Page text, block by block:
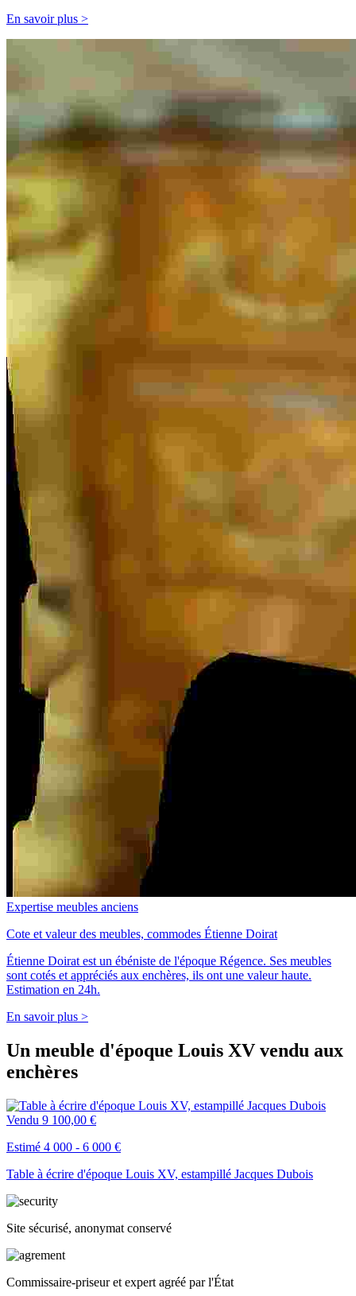
En savoir plus >
Expertise meubles anciens
Cote et valeur des meubles, commodes Étienne Doirat
Étienne Doirat est un ébéniste de l'époque Régence. Ses meubles
sont cotés et appréciés aux enchères, ils ont une valeur haute.
Estimation en 24h.
En savoir plus >
Un meuble d'époque Louis XV vendu aux
enchères
Vendu 9 100,00 €
Estimé 4 000 - 6 000 €
Table à écrire d'époque Louis XV, estampillé Jacques Dubois
Site sécurisé, anonymat conservé
Commissaire-priseur et expert agréé par l'État